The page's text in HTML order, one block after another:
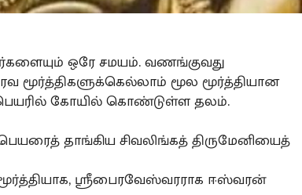
ஒரே சமயம். வணங்குவது
மூர்த்திகளுக்கெல்லாம் மூல மூர்த்தியான
கோயில் கொண்டுள்ள தலம்.
தாங்கிய சிவலிங்கத் திருமேனியைத்
ஸ்ரீபைரவேஸ்வரராக ஈஸ்வரன்